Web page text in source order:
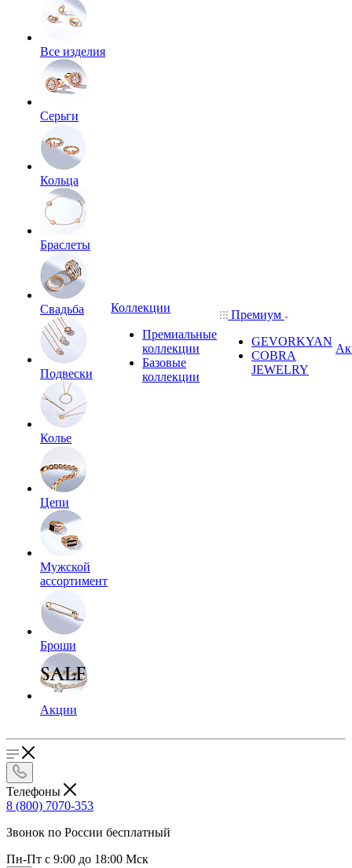
Все изделия
Серьги
Кольца
Браслеты
Свадьба
Подвески
Колье
Цепи
Мужской
ассортимент
Броши
Акции
Коллекции
Премиальные
коллекции
Базовые
коллекции
Премиум
GEVORKYAN
COBRA
JEWELRY
Телефоны
8 (800) 7070-353
Звонок по России бесплатный
Пн-Пт с 9:00 до 18:00 Мск